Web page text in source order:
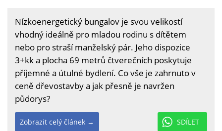
Nízkoenergetický bungalov je svou velikostí
vhodný ideálně pro mladou rodinu s dítětem
nebo pro straší manželský pár. Jeho dispozice
3+kk a plocha 69 metrů čtverečních poskytuje
příjemné a útulné bydlení. Co vše je zahrnuto v
ceně dřevostavby a jak přesně je navržen
půdorys?
SDÍLET
Zobrazit celý článek →